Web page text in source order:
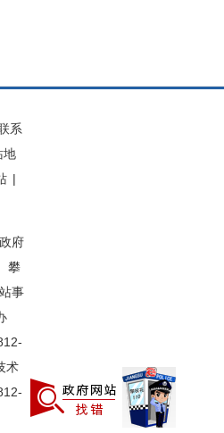
系
地
|
府
攀
事
术